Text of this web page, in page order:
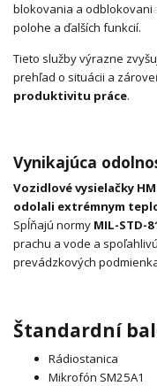
blokovania a
polohe a ďalších funkcií.
Tieto služby výrazne
prehľad o situácii a
produktivitu práce.
Vynikajúca
Vozidlové vysielačky
odolali extrémnym
Spĺňajú normy MIL-STD-
prachu a vode a
prevádzkových
Štandardní
Rádiostanica
Mikrofón SM25A1